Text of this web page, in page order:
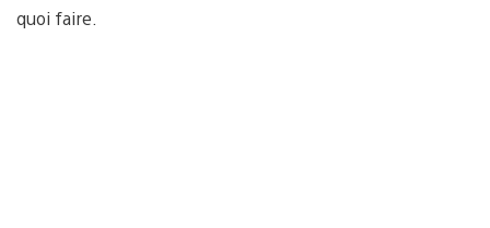
quoi faire.